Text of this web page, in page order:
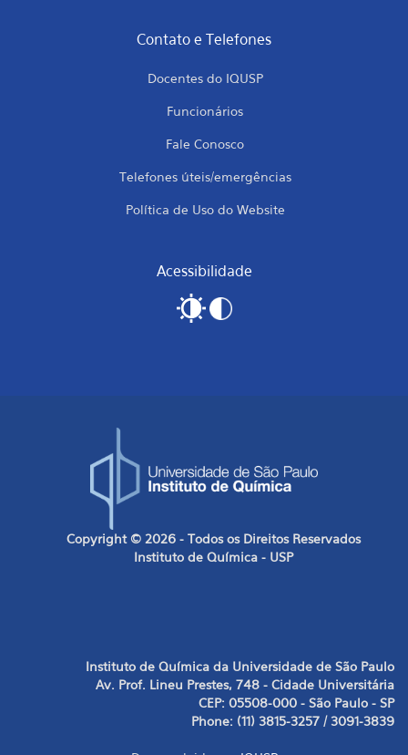
Contato e Telefones
Docentes do IQUSP
Funcionários
Fale Conosco
Telefones úteis/emergências
Política de Uso do Website
Acessibilidade
Copyright © 2026 - Todos os Direitos Reservados
Instituto de Química - USP
Instituto de Química da Universidade de São Paulo
Av. Prof. Lineu Prestes, 748 - Cidade Universitária
CEP: 05508-000 - São Paulo - SP
Phone: (11) 3815-3257 / 3091-3839